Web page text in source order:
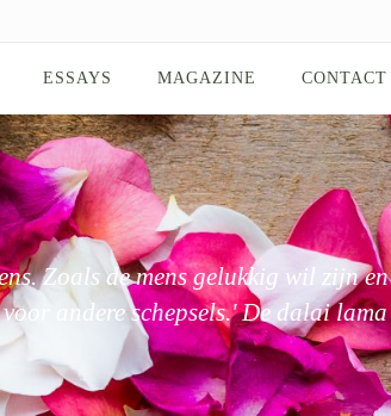
ESSAYS MAGAZINE CONTACT
Zoals de mens gelukkig wil zijn
andere schepsels.' De dalai lama